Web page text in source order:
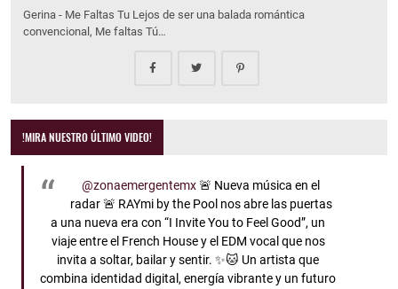
Gerina - Me Faltas Tu Lejos de ser una balada romántica
convencional, Me faltas Tú…
!MIRA NUESTRO ÚLTIMO VIDEO!
@zonaemergentemx🚨 Nueva música en el
radar 🚨 RAYmi by the Pool nos abre las puertas
a una nueva era con “I Invite You to Feel Good”, un
viaje entre el French House y el EDM vocal que nos
invita a soltar, bailar y sentir. ✨🐱 Un artista que
combina identidad digital, energía vibrante y un futuro